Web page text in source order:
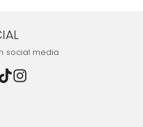
social media